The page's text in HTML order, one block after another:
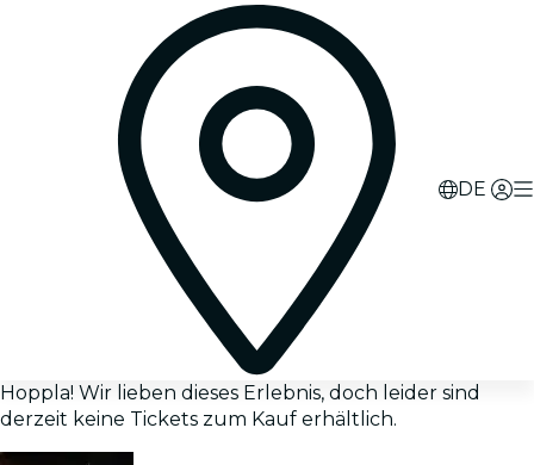
DE
Hoppla! Wir lieben dieses Erlebnis, doch leider sind
derzeit keine Tickets zum Kauf erhältlich.